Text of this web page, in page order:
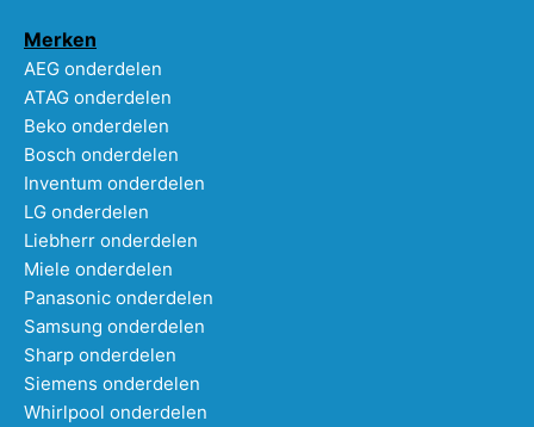
Merken
AEG onderdelen
ATAG onderdelen
Beko onderdelen
Bosch onderdelen
Inventum onderdelen
LG onderdelen
Liebherr onderdelen
Miele onderdelen
Panasonic onderdelen
Samsung onderdelen
Sharp onderdelen
Siemens onderdelen
Whirlpool onderdelen